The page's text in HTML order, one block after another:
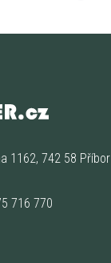
1162, 742 58 Příbor
716 770